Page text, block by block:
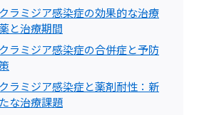
クラミジア感染症の効果的な治療
と治療期間
クラミジア感染症の合併症と予防
クラミジア感染症と薬剤耐性：新
たな治療課題